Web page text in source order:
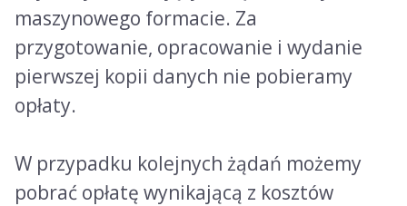
maszynowego formacie. Za
przygotowanie, opracowanie i wydanie
pierwszej kopii danych nie pobieramy
opłaty.
W przypadku kolejnych żądań możemy
pobrać opłatę wynikającą z kosztów